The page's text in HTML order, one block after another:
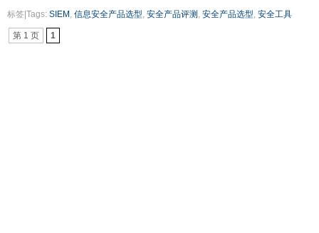
标签|Tags: SIEM , 信息安全产品选型, 安全产品评测 , 安全产品选型, 安全工具
第 1 页 1